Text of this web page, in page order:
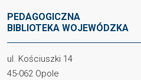
PEDAGOGICZNA
BIBLIOTEKA WOJEWÓDZKA
ul. Kościuszki 14
45-062 Opole